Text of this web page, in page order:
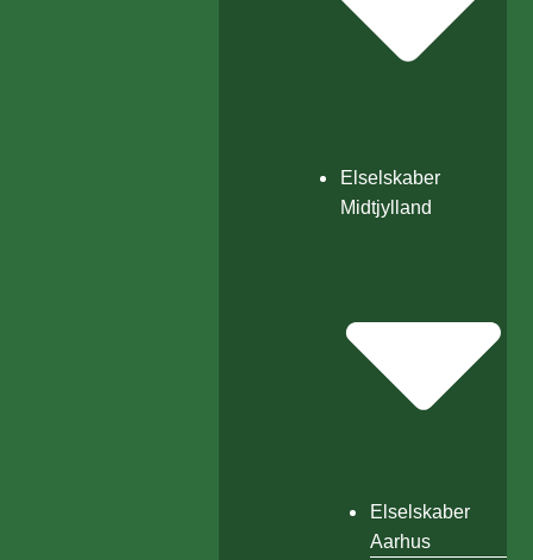
Elselskaber
Midtjylland
Elselskaber
Aarhus